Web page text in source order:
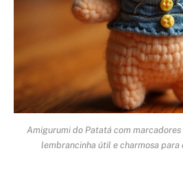
Amigurumi do Patatá com
lembrancinha útil e charmosa para